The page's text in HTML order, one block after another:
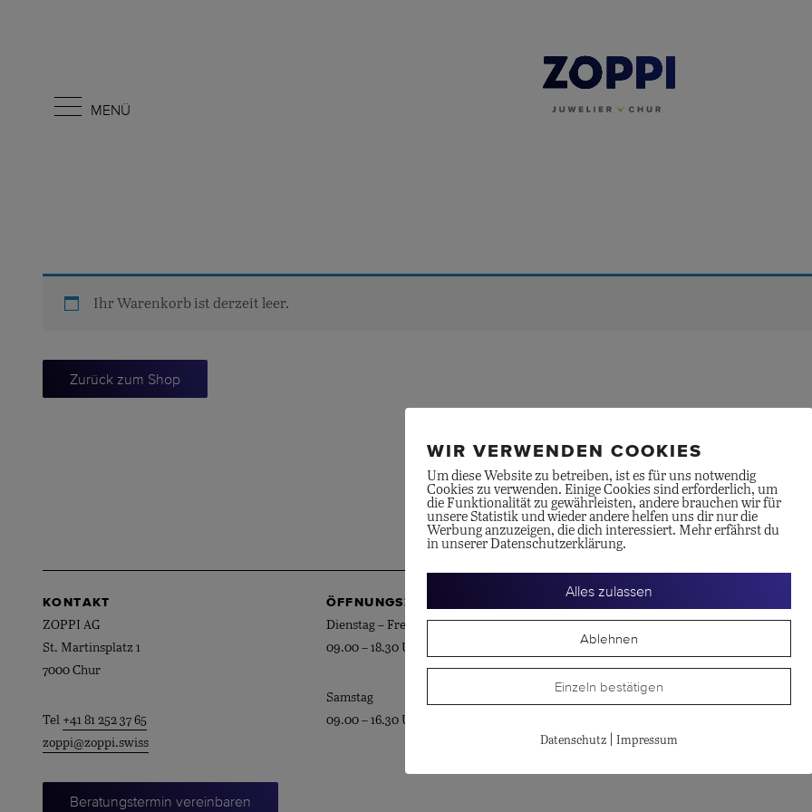
MENÜ
Ihr Warenkorb ist derzeit leer.
Zurück zum Shop
KONTAKT
ZOPPI AG
St. Martinsplatz 1
7000 Chur
Tel +41 81 252 37 65
zoppi@zoppi.swiss
Beratungstermin vereinbaren
ÖFFNUNGSZEITEN
Dienstag – Freitag
09.00 – 18.30 Uhr
Samstag
09.00 – 16.30 Uhr
Schätzungen
WIR VERWENDEN COOKIES
Um diese Website zu betreiben, ist es für uns notwendig
Cookies zu verwenden. Einige Cookies sind erforderlich, um
die Funktionalität zu gewährleisten, andere brauchen wir für
unsere Statistik und wieder andere helfen uns dir nur die
Werbung anzuzeigen, die dich interessiert. Mehr erfährst du
in unserer Datenschutzerklärung.
Alles zulassen
Ablehnen
Einzeln bestätigen
Datenschutz Impressum